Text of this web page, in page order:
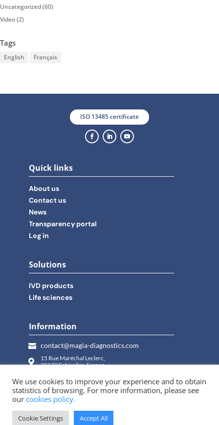
Uncategorized(60)
Video(2)
Tags
English Français
ISO 13485 certificate
Quick links
About us
Contact us
News
Transparency portal
Log in
Solutions
IVD products
Life sciences
Information
 contact@magia-diagnostics.com

15 Rue Maréchal Leclerc,
38130 Echirolles, France
Monday-Friday | 09:00AM - 5:00PM
 +33 4 76 75 46 00
© 2017 – 2025 |Privacy Policy Cookies Policy
We use cookies to improve your experience and to obtain
statistics of browsing. For more information, please see
our cookies policy.
Cookie Settings Accept All